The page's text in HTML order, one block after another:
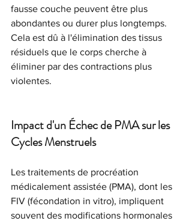
fausse couche peuvent être plus
abondantes ou durer plus longtemps.
Cela est dû à l'élimination des tissus
résiduels que le corps cherche à
éliminer par des contractions plus
violentes.
Impact d'un Échec de PMA sur les
Cycles Menstruels
Les traitements de procréation
médicalement assistée (PMA), dont les
FIV (fécondation in vitro), impliquent
souvent des modifications hormonales